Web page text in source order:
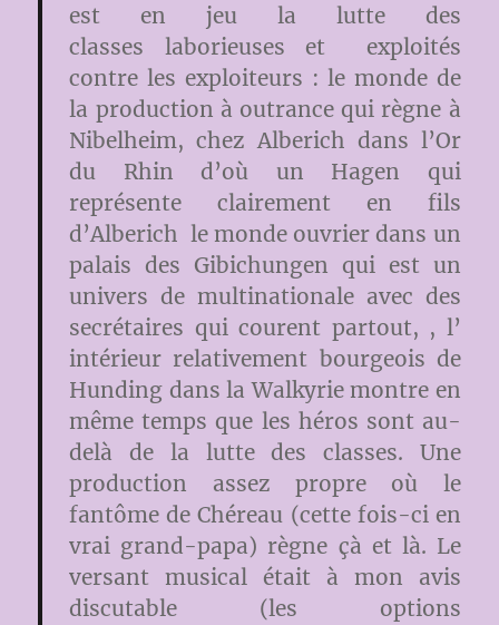
est en jeu la lutte des
classes laborieuses et exploités
contre les exploiteurs : le monde de
la production à outrance qui règne à
Nibelheim, chez Alberich dans l’Or
du Rhin d’où un Hagen qui
représente clairement en fils
d’Alberich le monde ouvrier dans un
palais des Gibichungen qui est un
univers de multinationale avec des
secrétaires qui courent partout, , l’
intérieur relativement bourgeois de
Hunding dans la Walkyrie montre en
même temps que les héros sont au-
delà de la lutte des classes. Une
production assez propre où le
fantôme de Chéreau (cette fois-ci en
vrai grand-papa) règne çà et là. Le
versant musical était à mon avis
discutable (les options